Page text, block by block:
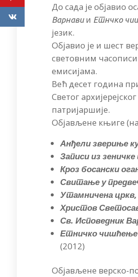
До сада је објавио
Варнавии Етнчко
језик.
Објавио је и шест
световним
емисијама.
Већ десет година
Светог
патријаршије.
Објављене књиге
Анђели звериње
Записи из
Кроз босански
Свитање у
Утамничена цркв,
Христов
Св. Исповедник
Етничко чишћење
(2012)
Објављене верско-